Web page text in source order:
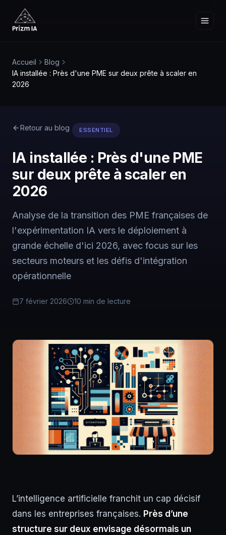
Accueil
Blog
IA installée : Près d'une PME sur deux prête à scaler en
2026
Retour au blog ESSENTIEL
IA installée : Près d'une PME
sur deux prête à scaler en
2026
Analyse de la transition des PME françaises de
l'expérimentation IA vers le déploiement à
grande échelle d'ici 2026, avec focus sur les
secteurs moteurs et les défis d'intégration
opérationnelle
7 février 2026 10 min de lecture
L’intelligence artificielle franchit un cap décisif
dans les entreprises françaises. Près d’une
structure sur deux envisage désormais un